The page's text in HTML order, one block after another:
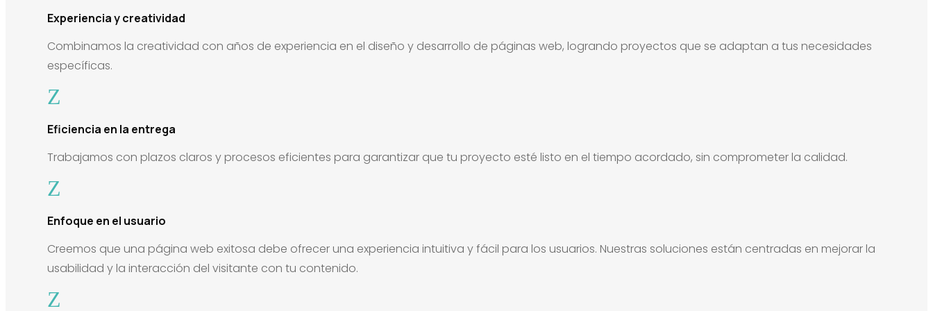
Experiencia y creatividad
Combinamos la creatividad con años de experiencia en el diseño y desarrollo de páginas web, logrando proyectos que se adaptan a tus necesidades
específicas.
Z
Eficiencia en la entrega
Trabajamos con plazos claros y procesos eficientes para garantizar que tu proyecto esté listo en el tiempo acordado, sin comprometer la calidad.
Z
Enfoque en el usuario
Creemos que una página web exitosa debe ofrecer una experiencia intuitiva y fácil para los usuarios. Nuestras soluciones están centradas en mejorar la
usabilidad y la interacción del visitante con tu contenido.
Z